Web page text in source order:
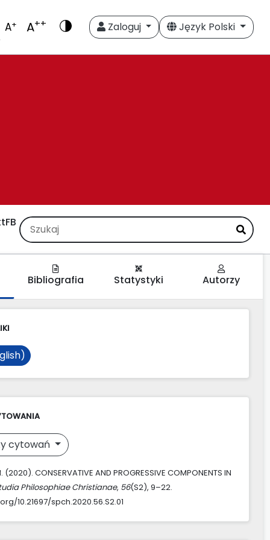
A+ A++ Zaloguj Język Polski
FB
Bibliografia Statystyki Autorzy
cytowań
CONSERVATIVE AND PROGRESSIVE COMPONENTS IN
Philosophiae Christianae, 56(S2), 9–22.
10.21697/spch.2020.56.S2.01